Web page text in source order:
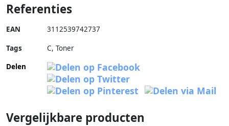
Referenties
EAN 3112539742737
Tags
C, Toner
Delen
Vergelijkbare producten